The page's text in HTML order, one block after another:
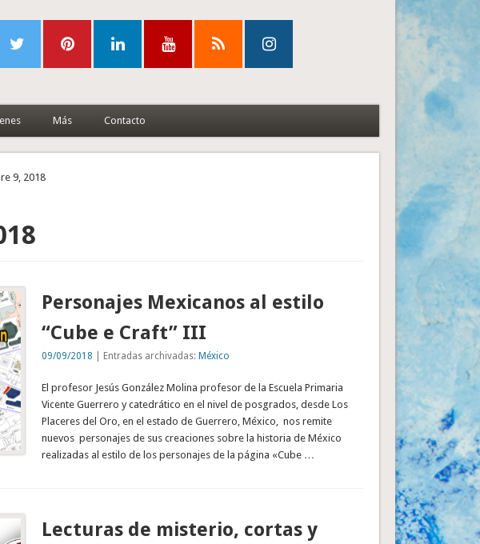
Más Contacto
9, 2018
Personajes Mexicanos al estilo
“Cube e Craft” III
09/09/2018 | Entradas archivadas: México
El profesor Jesús González Molina profesor de la Escuela Primaria
Vicente Guerrero y catedrático en el nivel de posgrados, desde Los
Placeres del Oro, en el estado de Guerrero, México, nos remite
nuevos personajes de sus creaciones sobre la historia de México
realizadas al estilo de los personajes de la página «Cube …
Lecturas de misterio, cortas y